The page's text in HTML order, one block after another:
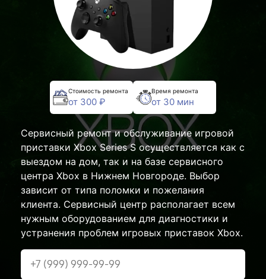
Стоимость ремонта
от 300 ₽
Время ремонта
от 30 мин
Сервисный ремонт и обслуживание игровой
приставки Xbox Series S осуществляется как с
выездом на дом, так и на базе сервисного
центра Xbox в Нижнем Новгороде. Выбор
зависит от типа поломки и пожелания
клиента. Сервисный центр располагает всем
нужным оборудованием для диагностики и
устранения проблем игровых приставок Xbox.